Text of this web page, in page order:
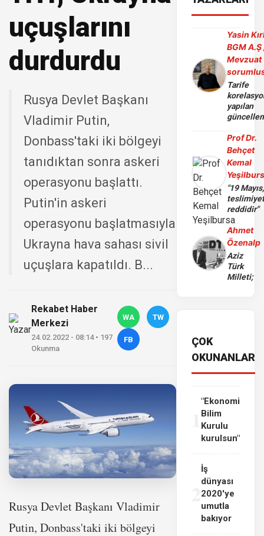
uçuşlarını
durdurdu
Rusya Devlet Başkanı
Vladimir Putin,
Donbass'taki iki bölgeyi
tanıdıktan sonra askeri
operasyonu başlattı.
Putin'in askeri
operasyonu başlatmasıyla
Ukrayna hava sahası sivil
uçuşlara kapatıldı. B...
Rekabet Haber
Merkezi
24.02.2022 - 08:14 • 197
Okunma
WA TW
FB
Rusya Devlet Başkanı Vladimir
Putin, Donbass'taki iki bölgeyi
Yasin
BGM A.Ş
Mevzuat
Tarife
yapılan
Prof Dr.
Behçet
Kemal
"19 Mayıs,
reddidir"
Ahmet
Özenalp
Aziz
Türk
Milleti;
ÇOK
OKUNANLAR
"Ekonomi
Bilim
Kurulu
kurulsun"
İş
dünyası
2020'ye
umutla
bakıyor